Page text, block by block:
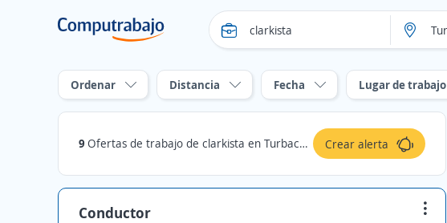
Ordenar Distancia Fecha Lugar de trabajo
9 Ofertas de trabajo de clarkista en Turbaco, Bolívar Crear alerta
Conductor